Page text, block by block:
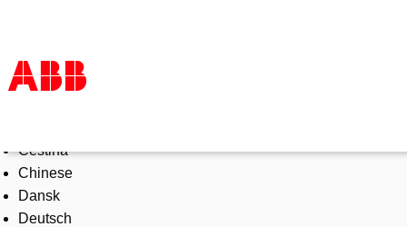
Products & Solutions
Industries
Services
About us
Čeština
Chinese
Dansk
Deutsch